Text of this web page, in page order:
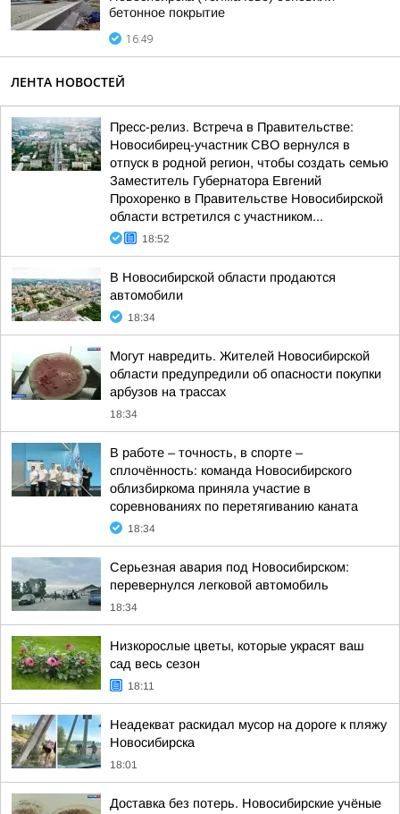
бетонное покрытие
16:49
ЛЕНТА НОВОСТЕЙ
Пресс-релиз. Встреча в Правительстве:
Новосибирец-участник СВО вернулся в
отпуск в родной регион, чтобы создать семью
Заместитель Губернатора Евгений
Прохоренко в Правительстве Новосибирской
области встретился с участником...
18:52
В Новосибирской области продаются
автомобили
18:34
Могут навредить. Жителей Новосибирской
области предупредили об опасности покупки
арбузов на трассах
18:34
В работе – точность, в спорте –
сплочённость: команда Новосибирского
облизбиркома приняла участие в
соревнованиях по перетягиванию каната
18:34
Серьезная авария под Новосибирском:
перевернулся легковой автомобиль
18:34
Низкорослые цветы, которые украсят ваш
сад весь сезон
18:11
Неадекват раскидал мусор на дороге к пляжу
Новосибирска
18:01
Доставка без потерь. Новосибирские учёные